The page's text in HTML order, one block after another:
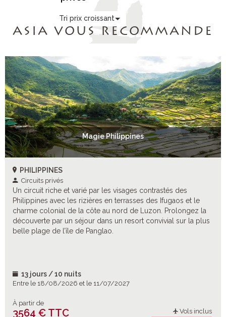
Tri prix croissant
ASIA VOUS RECOMMANDE
Magie Philippines
PHILIPPINES
Circuits privés
Un circuit riche et varié par les visages contrastés des
Philippines avec les rizières en terrasses des Ifugaos et le
charme colonial de la côte au nord de Luzon. Prolongez la
découverte par un séjour dans un resort convivial sur la plus
belle plage de l’île de Panglao.
13 jours / 10 nuits
Entre le 18/08/2026 et le 11/07/2027
À partir de
3564 € TTC Vols inclus